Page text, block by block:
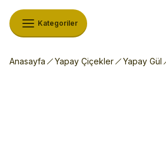
Kategoriler
Anasayfa Yapay Çiçekler Yapay Gül